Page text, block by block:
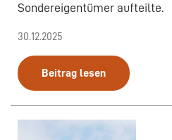
Sondereigentümer aufteilte.
30.12.2025
Beitrag lesen